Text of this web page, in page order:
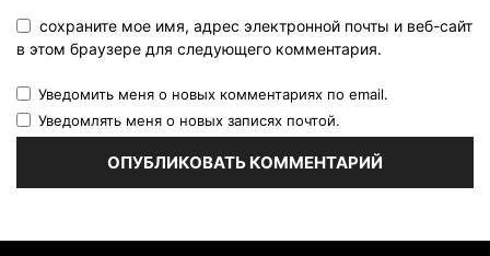
сохраните мое имя, адрес электронной почты и веб-сайт
в этом браузере для следующего комментария.
Уведомить меня о новых комментариях по email.
Уведомлять меня о новых записях почтой.